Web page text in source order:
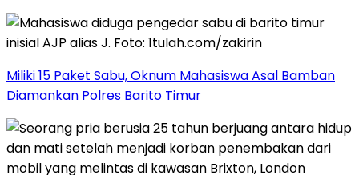
Miliki 15 Paket Sabu, Oknum Mahasiswa Asal Bamban
Diamankan Polres Barito Timur